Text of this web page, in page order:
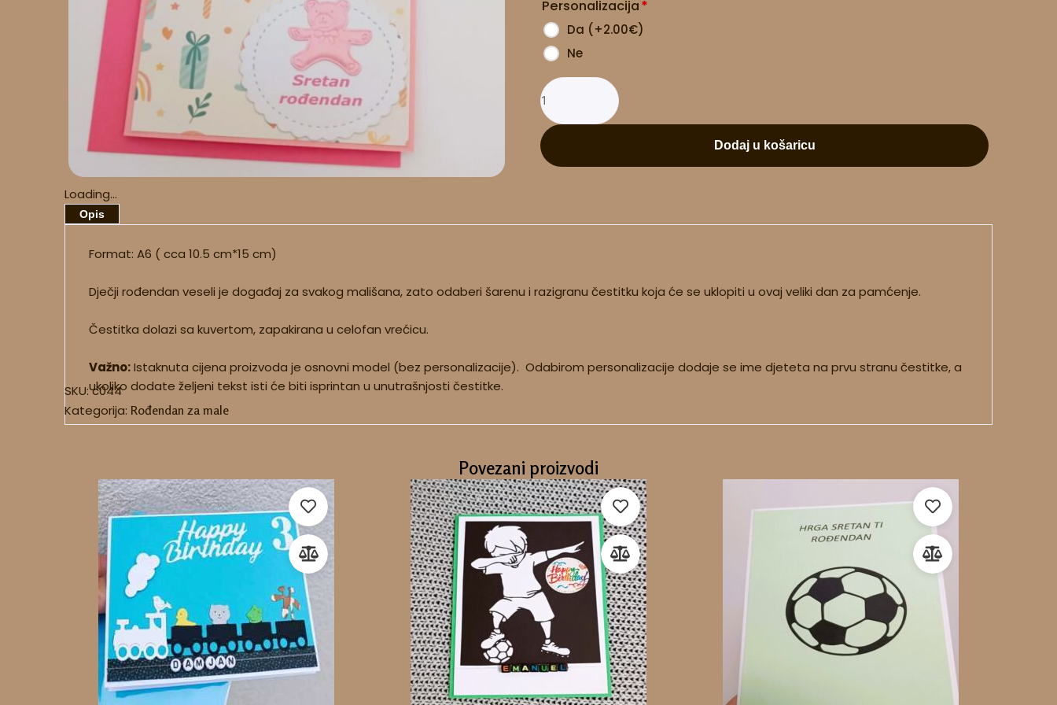
Personalizacija*
Da (+2.00€)
Ne
količina
Dodaj u košaricu
Loading...
Opis
Format: A6 ( cca 10.5 cm*15 cm)
Dječji rođendan veseli je događaj za svakog mališana, zato odaberi šarenu i razigranu čestitku koja će se uklopiti u ovaj veliki dan za pamćenje.
Čestitka dolazi sa kuvertom, zapakirana u celofan vrećicu.
Važno:Istaknuta cijena proizvoda je osnovni model (bez personalizacije). Odabirom personalizacije dodaje se ime djeteta na prvu stranu čestitke, a
ukoliko dodate željeni tekst isti će biti isprintan u unutrašnjosti čestitke.
SKU:c044
Kategorija: Rođendan za male
Povezani proizvodi